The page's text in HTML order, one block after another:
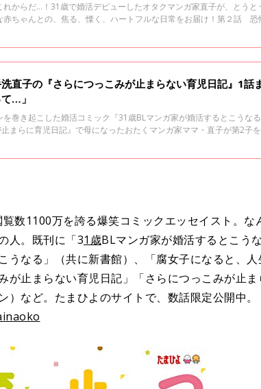
れからだ…！31歳で婚活デビューしたオタクマンガ家直子が、とうと
赤ちゃんとの、焦る、慄く、ハートフルな日常をお届け！第２話 恐
洗直子の『さらにつっこみが止まらない育児日記』1話
…」
巻き起こした婚活コミック『31歳BLマンガ家が婚活するとこうな
まらに育児日記』で母になったおたくマンガ家ママ・直子が第2子
1100万を誇る爆笑コミックエッセイスト。な
人。既刊に「31歳BLマンガ家が婚活するとこう
うなる」（共に新書館）、「腐女子になると、人
が止まらない育児日記」「さらにつっこみが止ま
など。たまひよのサイトで、数話限定公開中。